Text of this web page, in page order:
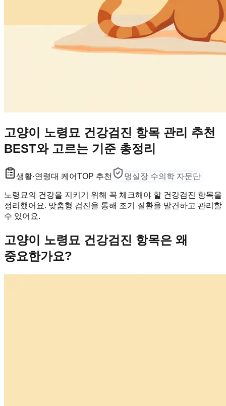
고양이 노령묘 건강검진 항목 관리 추천
BEST와 고르는 기준 총정리
생활·연령대 케어TOP 추천 멍실장 수의학 자문단
노령묘의 건강을 지키기 위해 꼭 체크해야 할 건강검진 항목을
정리했어요. 맞춤형 검진을 통해 조기 질환을 발견하고 관리할
수 있어요.
고양이 노령묘 건강검진 항목은 왜
중요한가요?